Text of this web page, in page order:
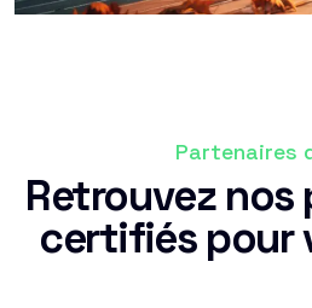
Partenaires
Retrouvez nos
certifiés pour